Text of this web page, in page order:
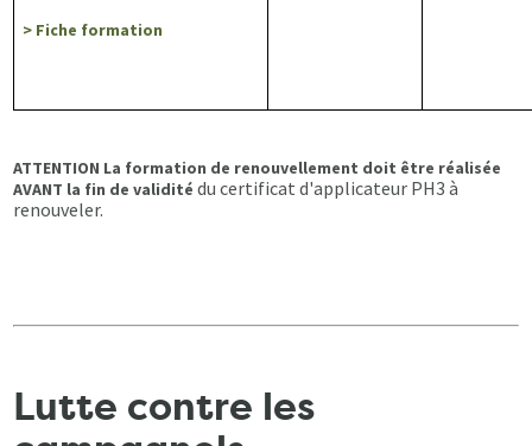
> Fiche formation
ATTENTION La formation de renouvellement doit être réalisée
AVANT la fin de validitédu certificat d'applicateur PH3 à
renouveler.
Lutte contre les